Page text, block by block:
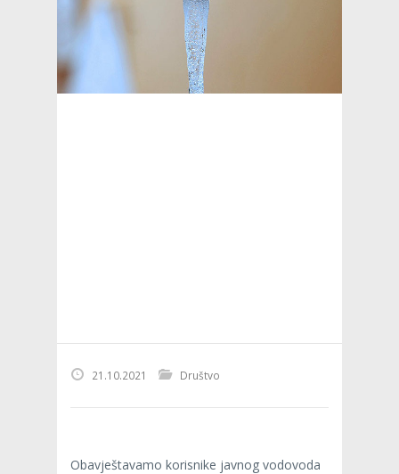
21.10.2021 Društvo
Obavještavamo korisnike javnog vodovoda